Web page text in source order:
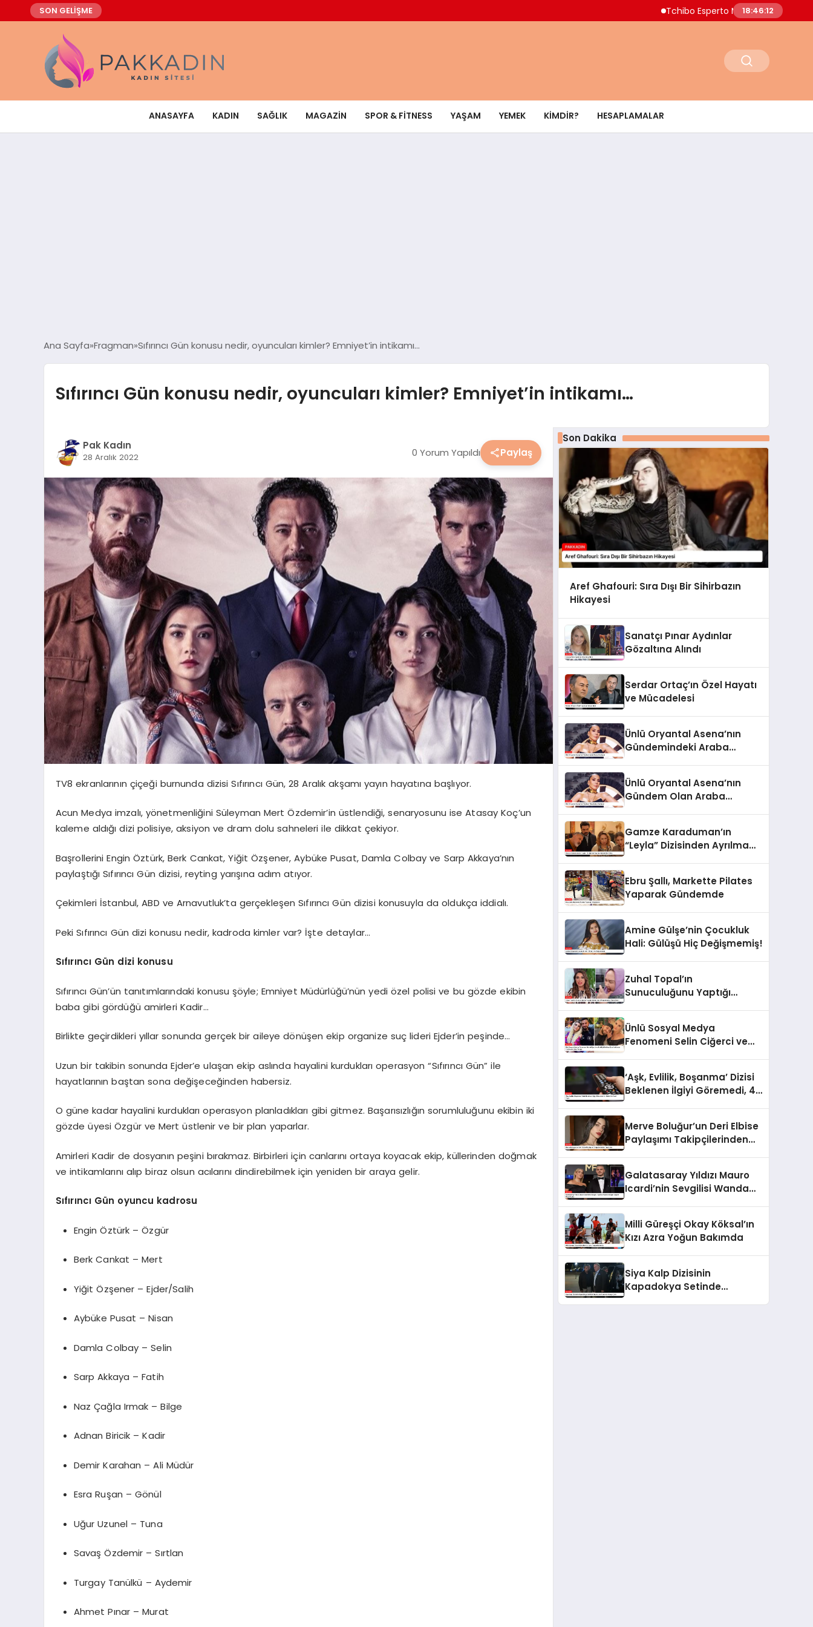
SON GELİŞME Tchibo Esperto Mini Kahve Makinesinde
18:46:13
ANASAYFA KADIN SAĞLIK MAGAZIN SPOR & FITNESS YAŞAM YEMEK KIMDIR? HESAPLAMALAR
Ana Sayfa Fragman Sıfırıncı Gün konusu nedir, oyuncuları kimler? Emniyet’in intikamı…
Sıfırıncı Gün konusu nedir, oyuncuları kimler? Emniyet’in intikamı…
Pak Kadın
28 Aralık 2022 0 Yorum Yapıldı Paylaş
TV8 ekranlarının çiçeği burnunda dizisi Sıfırıncı Gün, 28 Aralık akşamı yayın hayatına başlıyor.
Acun Medya imzalı, yönetmenliğini Süleyman Mert Özdemir’in üstlendiği, senaryosunu ise Atasay Koç’un
kaleme aldığı dizi polisiye, aksiyon ve dram dolu sahneleri ile dikkat çekiyor.
Başrollerini Engin Öztürk, Berk Cankat, Yiğit Özşener, Aybüke Pusat, Damla Colbay ve Sarp Akkaya’nın
paylaştığı Sıfırıncı Gün dizisi, reyting yarışına adım atıyor.
Çekimleri İstanbul, ABD ve Arnavutluk’ta gerçekleşen Sıfırıncı Gün dizisi konusuyla da oldukça iddialı.
Peki Sıfırıncı Gün dizi konusu nedir, kadroda kimler var? İşte detaylar…
Sıfırıncı Gün dizi konusu
Sıfırıncı Gün’ün tanıtımlarındaki konusu şöyle; Emniyet Müdürlüğü’nün yedi özel polisi ve bu gözde ekibin
baba gibi gördüğü amirleri Kadir…
Birlikte geçirdikleri yıllar sonunda gerçek bir aileye dönüşen ekip organize suç lideri Ejder’in peşinde…
Uzun bir takibin sonunda Ejder’e ulaşan ekip aslında hayalini kurdukları operasyon “Sıfırıncı Gün” ile
hayatlarının baştan sona değişeceğinden habersiz.
O güne kadar hayalini kurdukları operasyon planladıkları gibi gitmez. Başarısızlığın sorumluluğunu ekibin iki
gözde üyesi Özgür ve Mert üstlenir ve bir plan yaparlar.
Amirleri Kadir de dosyanın peşini bırakmaz. Birbirleri için canlarını ortaya koyacak ekip, küllerinden doğmak
ve intikamlarını alıp biraz olsun acılarını dindirebilmek için yeniden bir araya gelir.
Sıfırıncı Gün oyuncu kadrosu
Engin Öztürk – Özgür
Berk Cankat – Mert
Yiğit Özşener – Ejder/Salih
Aybüke Pusat – Nisan
Damla Colbay – Selin
Sarp Akkaya – Fatih
Naz Çağla Irmak – Bilge
Adnan Biricik – Kadir
Demir Karahan – Ali Müdür
Esra Ruşan – Gönül
Uğur Uzunel – Tuna
Savaş Özdemir – Sırtlan
Turgay Tanülkü – Aydemir
Ahmet Pınar – Murat
Son Dakika
Aref Ghafouri: Sıra Dışı Bir Sihirbazın
Hikayesi
Sanatçı Pınar Aydınlar
Gözaltına Alındı
Serdar Ortaç’ın Özel Hayatı
ve Mücadelesi
Ünlü Oryantal Asena’nın
Gündemindeki Araba
Ünlü Oryantal Asena’nın
Gündem Olan Araba
Gamze Karaduman’ın
“Leyla” Dizisinden Ayrılma
Ebru Şallı, Markette Pilates
Yaparak Gündemde
Amine Gülşe’nin Çocukluk
Hali: Gülüşü Hiç Değişmemiş!
Zuhal Topal’ın
Sunuculuğunu Yaptığı
Ünlü Sosyal Medya
Fenomeni Selin Ciğerci ve
Yasağı
‘Aşk, Evlilik, Boşanma’ Dizisi
Beklenen İlgiyi Göremedi, 4.
Merve Boluğur’un Deri Elbise
Paylaşımı Takipçilerinden
Galatasaray Yıldızı Mauro
Icardi’nin Sevgilisi Wanda
Milli Güreşçi Okay Köksal’ın
Kızı Azra Yoğun Bakımda
Siya Kalp Dizisinin
Kapadokya Setinde